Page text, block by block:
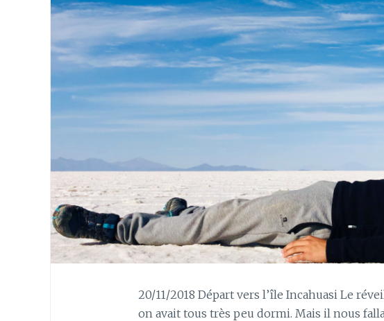
20/11/2018 Départ vers l’île Incahuasi Le
on avait tous très peu dormi. Mais il nous